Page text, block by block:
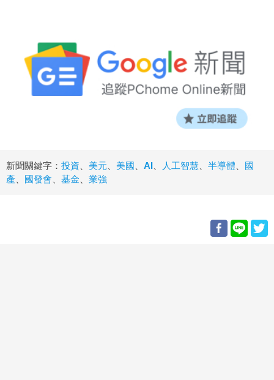
新聞關鍵字： 投資 美元 美國 AI 人工智慧 半導體
國
產
國發會 基金 業強